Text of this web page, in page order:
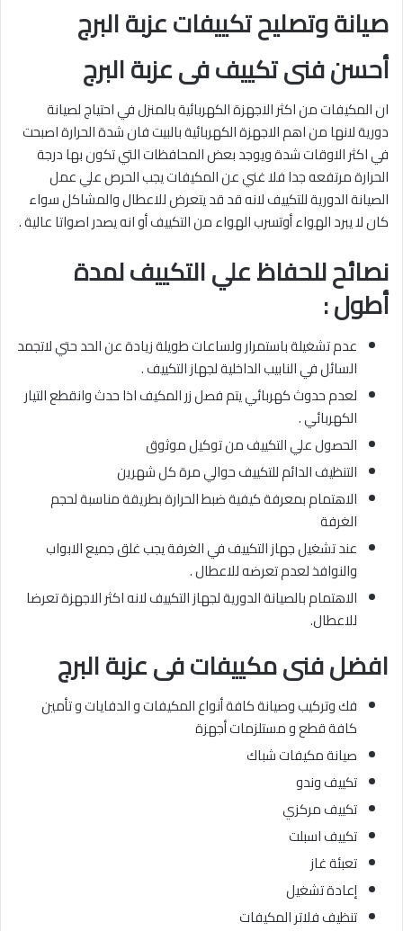
صيانة وتصليح تكييفات عزبة البرج
أحسن فنى تكييف فى عزبة البرج
ان المكيفات من اكثر الاجهزة الكهربائية بالمنزل في احتياج لصيانة
دورية لانها من اهم الاجهزة الكهربائية بالبيت فان شدة الحرارة اصبحت
في اكثر الاوقات شدة ويوجد بعض المحافظات التي تكون بها درجة
الحرارة مرتفعه جدا فلا غني عن المكيفات يجب الحرص علي عمل
الصيانة الدورية للتكييف لانه قد قد يتعرض للاعطال والمشاكل سواء
كان لا يبرد الهواء أوتسرب الهواء من التكييف أو انه يصدر اصواتا عالية .
نصائح للحفاظ علي التكييف لمدة
أطول :
عدم تشغيلة باستمرار ولساعات طويلة زيادة عن الحد حتي لاتجمد
السائل في النابيب الداخلية لجهاز التكييف .
لعدم حدوث كهربائي يتم فصل زر المكيف اذا حدث وانقطع التيار
الكهربائي .
الحصول علي التكييف من توكيل موثوق
التنظيف الدائم للتكييف حوالي مرة كل شهرين
الاهتمام بمعرفة كيفية ضبط الحرارة بطريقة مناسبة لحجم
الغرفة
عند تشغيل جهاز التكييف في الغرفة يجب غلق جميع الابواب
والنوافذ لعدم تعرضه للاعطال .
الاهتمام بالصيانة الدورية لجهاز التكييف لانه اكثر الاجهزة تعرضا
للاعطال.
افضل فنى مكييفاتفى عزبة البرج
فك وتركيب وصيانة كافة أنواع المكيفات و الدفايات و تأمين
كافة قطع و مستلزمات أجهزة
صيانة مكيفات شباك
تكييف وندو
تكييف مركزي
تكييف اسبلت
تعبئة غاز
إعادة تشغيل
تنظيف فلاتر المكيفات